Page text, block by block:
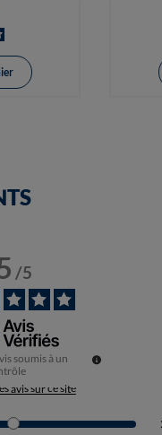
/5
soumis à un
avis sur ce site